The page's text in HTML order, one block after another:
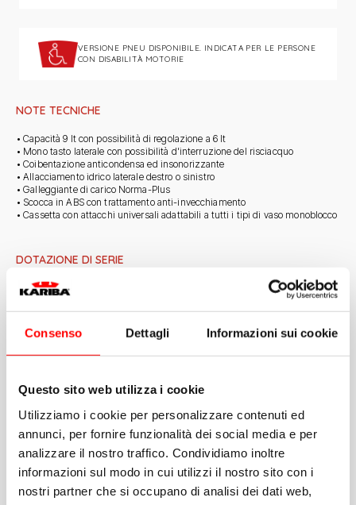
Consenso Dettagli Informazioni sui cookie
Questo sito web utilizza i cookie
Utilizziamo i cookie per personalizzare contenuti ed
annunci, per fornire funzionalità dei social media e per
analizzare il nostro traffico. Condividiamo inoltre
informazioni sul modo in cui utilizzi il nostro sito con i
nostri partner che si occupano di analisi dei dati web,
VERSIONE PNEU DISPONIBILE. INDICATA PER LE PERSONE
CON DISABILITÀ MOTORIE
NOTE TECNICHE
• Capacità 9 lt con possibilità di regolazione a 6 lt
• Mono tasto laterale con possibilità d'interruzione del risciacquo
• Coibentazione anticondensa ed insonorizzante
• Allacciamento idrico laterale destro o sinistro
• Galleggiante di carico Norma-Plus
• Scocca in ABS con trattamento anti-invecchiamento
• Cassetta con attacchi universali adattabili a tutti i tipi di vaso monoblocco
DOTAZIONE DI SERIE
• Kit accessori per il fissaggio al sanitario
335030)
• Comandi pneumatici